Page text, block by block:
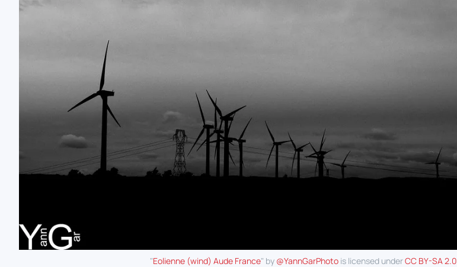
"Eolienne (wind) Aude France" by @YannGarPhoto is licensed underCC BY-SA 2.0